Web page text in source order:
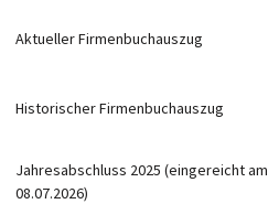
Aktueller Firmenbuchauszug
Historischer Firmenbuchauszug
Jahresabschluss 2025 (eingereicht am
08.07.2026)